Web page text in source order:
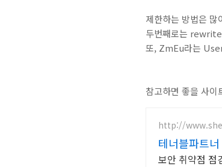
제한하는 방법은
두번째로는
또, ZmEu라는
참고하면 좋을 사이
http://
테너블파트